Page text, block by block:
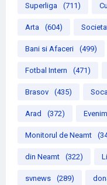
Superliga (711)
Arta (604)
Bani si Afaceri (499)
Fotbal Intern (471)
Brasov (435)
Arad (372)
Monitorul de Neamt
din Neamt (322)
svnews (289)